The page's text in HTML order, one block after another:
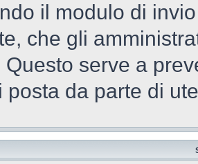
il modulo di
che gli
serve a
posta da parte di